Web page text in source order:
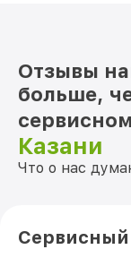
Отзывы
больше,
Казани
Что о нас